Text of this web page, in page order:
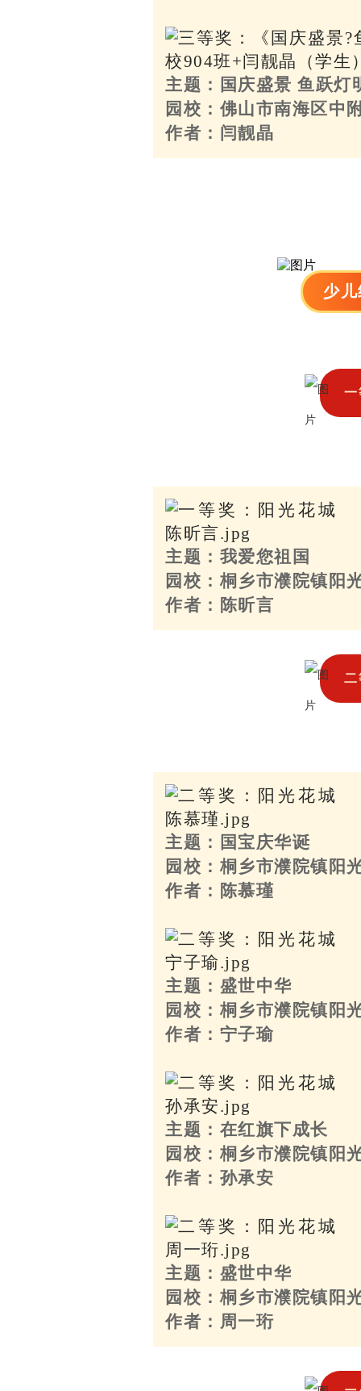
主题：国庆盛景 鱼跃灯
园校：佛山市南海区中
作者：闫靓晶
少
一
主题：我爱您祖国
园校：桐乡市濮院镇阳
作者：陈昕言
二
主题：国宝庆华诞
园校：桐乡市濮院镇阳
作者：陈慕瑾
主题：盛世中华
园校：桐乡市濮院镇阳
作者：宁子瑜
主题：在红旗下成长
园校：桐乡市濮院镇阳
作者：孙承安
主题：盛世中华
园校：桐乡市濮院镇阳
作者：周一珩